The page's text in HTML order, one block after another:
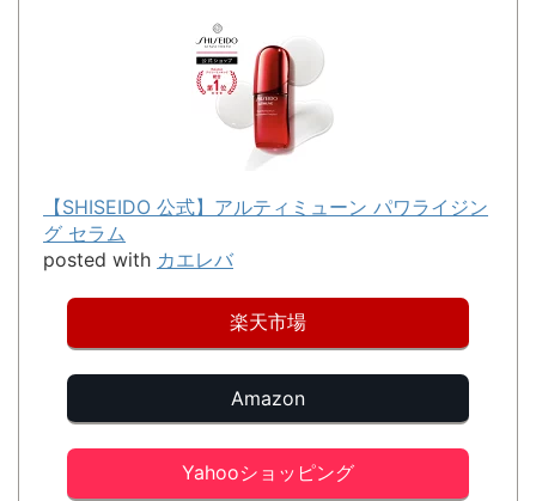
【SHISEIDO 公式】アルティミューン パワライジン
グ セラム
posted with カエレバ
楽天市場
Amazon
Yahooショッピング